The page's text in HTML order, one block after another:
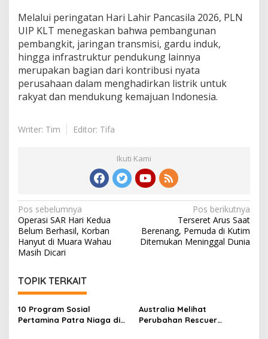
Melalui peringatan Hari Lahir Pancasila 2026, PLN
UIP KLT menegaskan bahwa pembangunan
pembangkit, jaringan transmisi, gardu induk,
hingga infrastruktur pendukung lainnya
merupakan bagian dari kontribusi nyata
perusahaan dalam menghadirkan listrik untuk
rakyat dan mendukung kemajuan Indonesia.
Writer: Tim Editor: Tifa
Ikuti Kami
Navigasi
pos
Pos sebelumnya
Operasi SAR Hari Kedua
Belum Berhasil, Korban
Hanyut di Muara Wahau
Masih Dicari
Pos berikutnya
Terseret Arus Saat
Berenang, Pemuda di Kutim
Ditemukan Meninggal Dunia
TOPIK TERKAIT
10 Program Sosial
Pertamina Patra Niaga di
Australia Melihat
Perubahan Rescuer